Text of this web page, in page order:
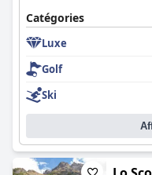
Catégories
Luxe
Golf
Ski